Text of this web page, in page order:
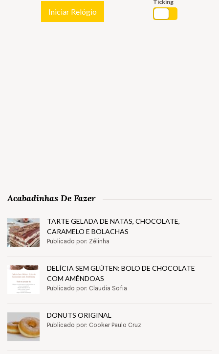
Iniciar Relógio
Ticking
Acabadinhas De Fazer
TARTE GELADA DE NATAS, CHOCOLATE,
CARAMELO E BOLACHAS
Publicado por: Zélinha
DELÍCIA SEM GLÚTEN: BOLO DE CHOCOLATE
COM AMÊNDOAS
Publicado por: Claudia Sofia
DONUTS ORIGINAL
Publicado por: Cooker Paulo Cruz